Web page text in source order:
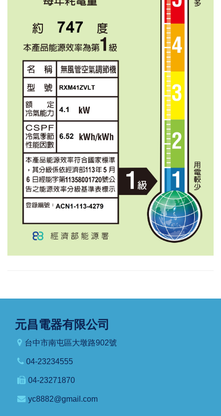
元昌電器有限公司
台中市南屯區大墩路902號
04-23234555
04-23271870
yc8882@gmail.com